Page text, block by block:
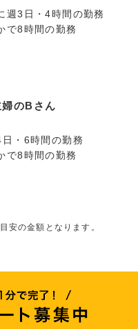
週3日・4時間の勤務
で8時間の勤務
のBさん
・6時間の勤務
で8時間の勤務
安の金額となります。